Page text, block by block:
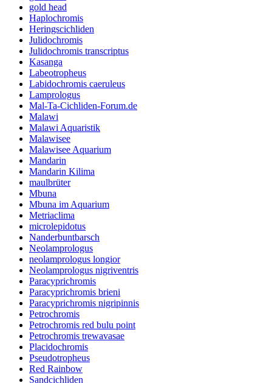
gold head
Haplochromis
Heringscichliden
Julidochromis
Julidochromis transcriptus
Kasanga
Labeotropheus
Labidochromis caeruleus
Lamprologus
Mal-Ta-Cichliden-Forum.de
Malawi
Malawi Aquaristik
Malawisee
Malawisee Aquarium
Mandarin
Mandarin Kilima
maulbrüter
Mbuna
Mbuna im Aquarium
Metriaclima
microlepidotus
Nanderbuntbarsch
Neolamprologus
neolamprologus longior
Neolamprologus nigriventris
Paracyprichromis
Paracyprichromis brieni
Paracyprichromis nigripinnis
Petrochromis
Petrochromis red bulu point
Petrochromis trewavasae
Placidochromis
Pseudotropheus
Red Rainbow
Sandcichliden